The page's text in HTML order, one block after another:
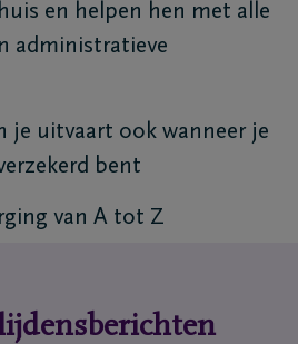
en helpen hen met alle
administratieve
je uitvaart ook wanneer je
bent
van A tot Z